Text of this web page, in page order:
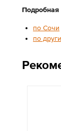
Подробная
по Сочи
по